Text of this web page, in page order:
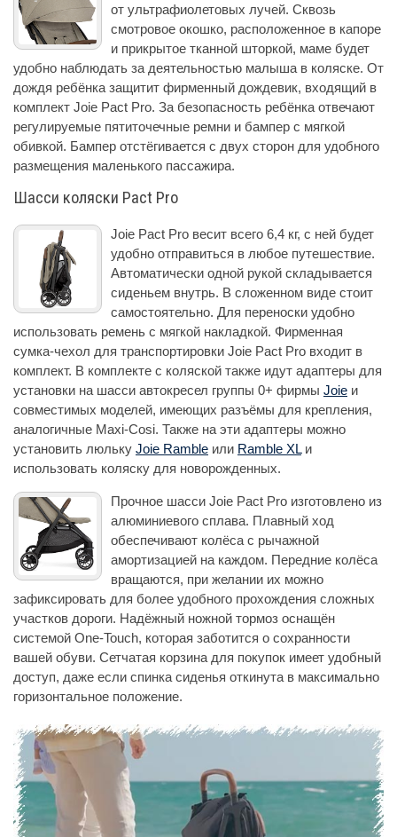
от ультрафиолетовых лучей. Сквозь
смотровое окошко, расположенное в капоре
и прикрытое тканной шторкой, маме будет
удобно наблюдать за деятельностью малыша в коляске. От
дождя ребёнка защитит фирменный дождевик, входящий в
комплект Joie Pact Pro. За безопасность ребёнка отвечают
регулируемые пятиточечные ремни и бампер с мягкой
обивкой. Бампер отстёгивается с двух сторон для удобного
размещения маленького пассажира.
Шасси коляски Pact Pro
Joie Pact Pro весит всего 6,4 кг, с ней будет
удобно отправиться в любое путешествие.
Автоматически одной рукой складывается
сиденьем внутрь. В сложенном виде стоит
самостоятельно. Для переноски удобно
использовать ремень с мягкой накладкой. Фирменная
сумка-чехол для транспортировки Joie Pact Pro входит в
комплект. В комплекте с коляской также идут адаптеры для
установки на шасси автокресел группы 0+ фирмы Joie и
совместимых моделей, имеющих разъёмы для крепления,
аналогичные Maxi-Cosi. Также на эти адаптеры можно
установить люльку Joie Ramble или Ramble XLи
использовать коляску для новорожденных.
Прочное шасси Joie Pact Pro изготовлено из
алюминиевого сплава. Плавный ход
обеспечивают колёса с рычажной
амортизацией на каждом. Передние колёса
вращаются, при желании их можно
зафиксировать для более удобного прохождения сложных
участков дороги. Надёжный ножной тормоз оснащён
системой One-Touch, которая заботится о сохранности
вашей обуви. Сетчатая корзина для покупок имеет удобный
доступ, даже если спинка сиденья откинута в максимально
горизонтальное положение.